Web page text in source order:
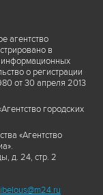
агентство
в
информационных
о регистрации
от 30 апреля 2013
городских
«Агентство
д. 24, стр. 2
ibelous@m24.ru